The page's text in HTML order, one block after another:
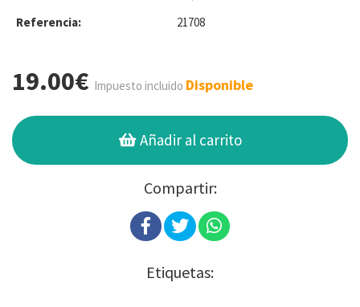
Referencia: 21708
19.00€ Impuesto incluido Disponible
Añadir al carrito
Compartir:
Etiquetas: